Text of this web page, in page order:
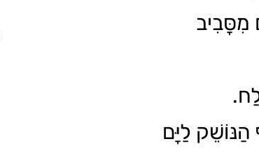
מִסָּבִיב
הַנּוֹשֵׁק לַיָּם